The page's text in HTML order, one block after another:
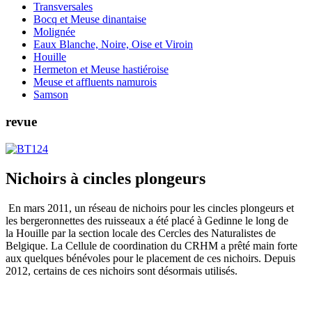
Transversales
Bocq et Meuse dinantaise
Molignée
Eaux Blanche, Noire, Oise et Viroin
Houille
Hermeton et Meuse hastiéroise
Meuse et affluents namurois
Samson
revue
Nichoirs à cincles plongeurs
En mars 2011, un réseau de nichoirs pour les cincles plongeurs et
les bergeronnettes des ruisseaux a été placé à Gedinne le long de
la Houille par la section locale des Cercles des Naturalistes de
Belgique. La Cellule de coordination du CRHM a prêté main forte
aux quelques bénévoles pour le placement de ces nichoirs. Depuis
2012, certains de ces nichoirs sont désormais utilisés.